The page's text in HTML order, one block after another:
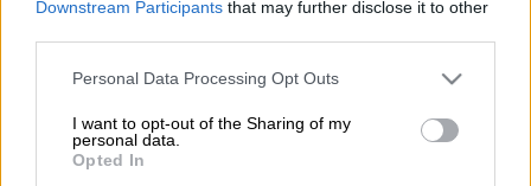
Downstream Participants that may further disclose it to other
Please note that this website/app uses one or more Google
not limited to your visit or usage behaviour. You may click to
grant or deny consent to Google and its third-party tags to
use your data for below specified purposes in below Google
Personal Data Processing Opt Outs
I want to opt-out of the Sharing of my
personal data.
Opted In
αεροπορική εταιρεία Lufthansa
, στο πλαίσιο
του σχεδίου αναδιάθρωσής της, με στόχο
την αποπληρωμή των 9 δισεκατομμυρίων